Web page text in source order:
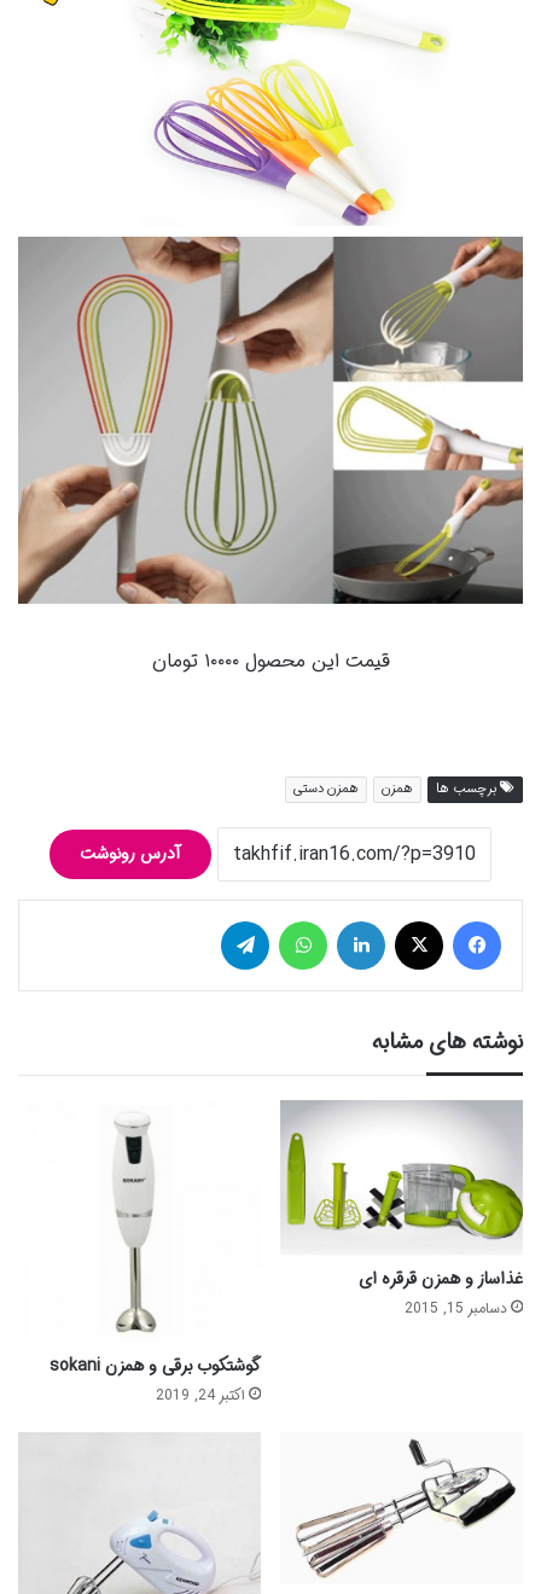
قیمت این محصول ۱۰۰۰۰ تومان
برچسب ها همزن همزن دستی
آدرس رونوشت
فیس بوک لینکدین
نوشته های مشابه
غذاساز و همزن قرقره ای
دسامبر 15, 2015
گوشتکوب برقی و همزن sokani
اکتبر 24, 2019